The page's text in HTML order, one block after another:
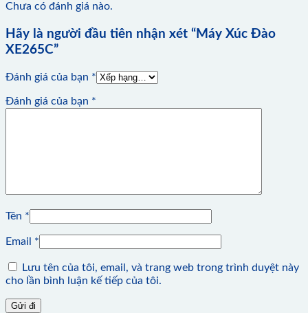
Chưa có đánh giá nào.
Hãy là người đầu tiên nhận xét “Máy Xúc Đào
XE265C”
Đánh giá của bạn *
Đánh giá của bạn *
Tên *
Email *
Lưu tên của tôi, email, và trang web trong trình duyệt này
cho lần bình luận kế tiếp của tôi.